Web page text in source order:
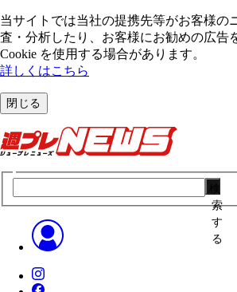
当サイトでは当社の提携先等がお客様の
査・分析したり、お客様にお勧めの広告
Cookie を使⽤する場合があります。
詳しくはこちら
閉じる
索
す
る